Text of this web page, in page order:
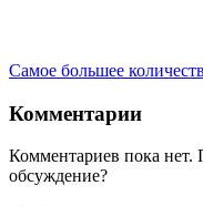
Самое большее
Комментарии
Комментариев пока нет.
обсуждение?